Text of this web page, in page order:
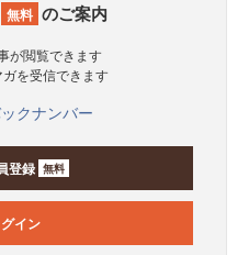
無料 のご案内
が閲覧できます
ガを受信できます
クナンバー
登録 無料
イン